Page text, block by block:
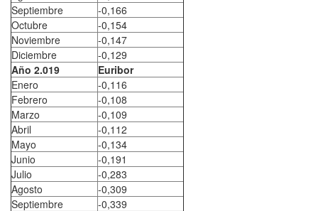
Septiembre
-0,166
Octubre
-0,154
Noviembre
-0,147
Diciembre
-0,129
Año 2.019
Euribor
Enero
-0,116
Febrero
-0,108
Marzo
-0,109
Abril
-0,112
Mayo
-0,134
Junio
-0,191
Julio
-0,283
Agosto
-0,309
Septiembre
-0,339